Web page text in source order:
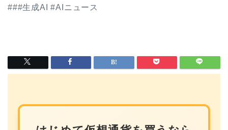
###生成AI #AIニュース